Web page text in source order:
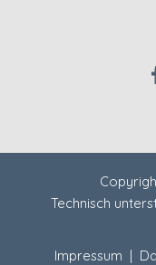
Technisch
Impressum |